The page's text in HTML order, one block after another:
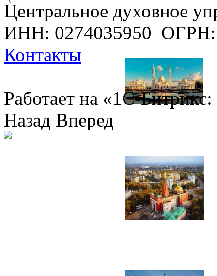
Центральное духовное
ИНН: 0274035950 ОГРН:
Контакты
Работает на «1С-
Назад Вперед